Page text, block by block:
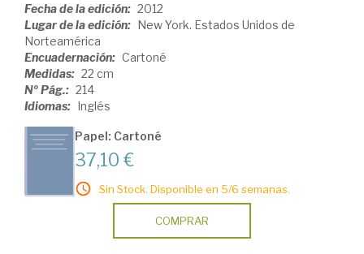
Fecha de la edición: 2012
Lugar de la edición: New York. Estados Unidos de
Norteamérica
Encuadernación: Cartoné
Medidas: 22 cm
Nº Pág.: 214
Idiomas: Inglés
Papel: Cartoné
37,10 €
Sin Stock. Disponible en 5/6 semanas.
COMPRAR